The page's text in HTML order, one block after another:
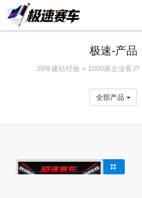
极速-产品
20年建站经验 + 1000家企业客户
全部产品